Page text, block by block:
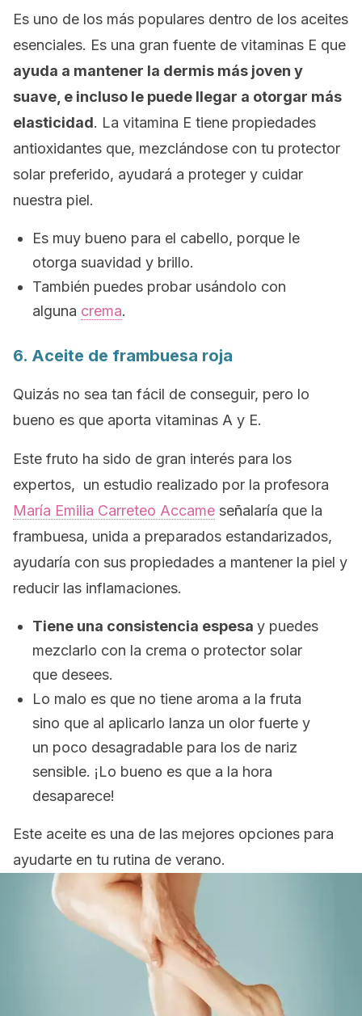
Es uno de los más populares dentro de los aceites
esenciales. Es una gran fuente de vitaminas E que
ayuda a mantener la dermis más joven y
suave, e incluso le puede llegar a otorgar más
elasticidad. La vitamina E tiene propiedades
antioxidantes que, mezclándose con tu protector
solar preferido, ayudará a proteger y cuidar
nuestra piel.
Es muy bueno para el cabello, porque le
otorga suavidad y brillo.
También puedes probar usándolo con
alguna crema.
6. Aceite de frambuesa roja
Quizás no sea tan fácil de conseguir, pero lo
bueno es que aporta vitaminas A y E.
Este fruto ha sido de gran interés para los
expertos, un estudio realizado por la profesora
María Emilia Carreteo Accame señalaría que la
frambuesa, unida a preparados estandarizados,
ayudaría con sus propiedades a mantener la piel y
reducir las inflamaciones.
Tiene una consistencia espesa y puedes
mezclarlo con la crema o protector solar
que desees.
Lo malo es que no tiene aroma a la fruta
sino que al aplicarlo lanza un olor fuerte y
un poco desagradable para los de nariz
sensible. ¡Lo bueno es que a la hora
desaparece!
Este aceite es una de las mejores opciones para
ayudarte en tu rutina de verano.